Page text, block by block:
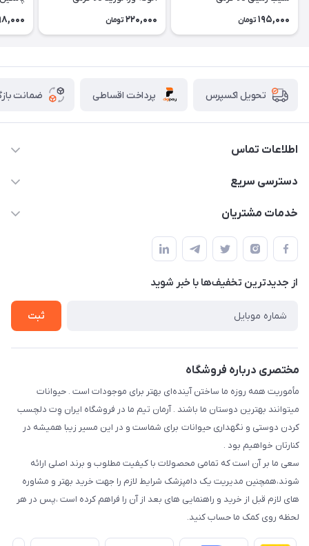
195,000 تومان 220,000 تومان
تحویل اکسپرس پرداخت اقساطی ضمانت
اطلاعات تماس
07154503736-09120986090
دسترسی سریع
حساب کاربری
درباره ما
تماس با ما
خدمات مشتریان
قوانین و مقررات
حفظ حریم شخصی
سوالات متداول
شرایط ارسال رایگان
از جدید‌ترین تخفیف‌ها با‌ خبر شوید
ثبت
مختصری درباره فروشگاه
مأموریت همه روزه ما ساختن آینده‌ای بهتر برای موجودات است . حیوانات
میتوانند بهترین دوستان ما باشند . آرمان تیم ما در فروشگاه ایران وِت دلچسب
کردن دوستی و نگهداری حیوانات برای شماست و در این مسیر زیبا همیشه در
کنارتان خواهیم بود .
سعی ما بر آن است که تمامی محصولات با کیفیت مطلوب و برند اصلی ارائه
شوند،همچنین مدیریت یک دامپزشک شرایط لازم را جهت خرید بهتر و مشاوره
های لازم قبل از خرید و راهنمایی های بعد از آن را فراهم کرده است ،پس در هر
لحظه روی کمک ما حساب کنید.